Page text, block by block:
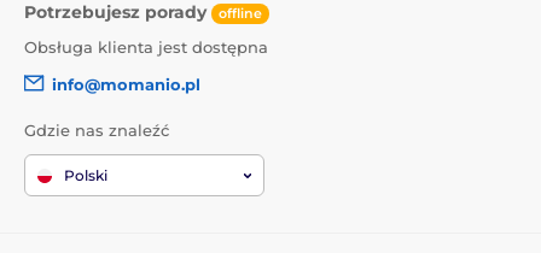
Potrzebujesz porady offline
Obsługa klienta jest dostępna
info@momanio.pl
Gdzie nas znaleźć
Polski